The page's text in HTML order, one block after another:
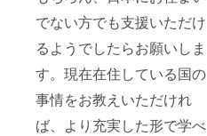
でない方でも支援いただけ
るようでしたらお願いしま
す。現在在住している国の
事情をお教えいただけれ
ば、より充実した形で学べ